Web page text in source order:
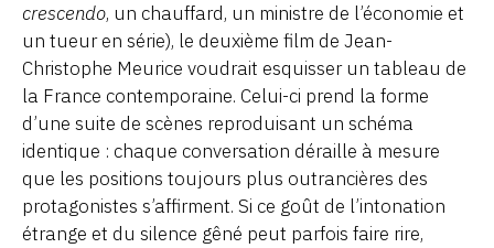
crescendo, un chauffard, un ministre de l’économie et
un tueur en série), le deuxième film de Jean-
Christophe Meurice voudrait esquisser un tableau de
la France contemporaine. Celui-ci prend la forme
d’une suite de scènes reproduisant un schéma
identique : chaque conversation déraille à mesure
que les positions toujours plus outrancières des
protagonistes s’affirment. Si ce goût de l’intonation
étrange et du silence gêné peut parfois faire rire,